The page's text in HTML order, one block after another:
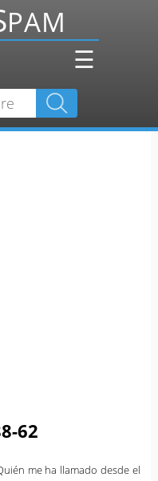
☰
62
me ha llamado desde el